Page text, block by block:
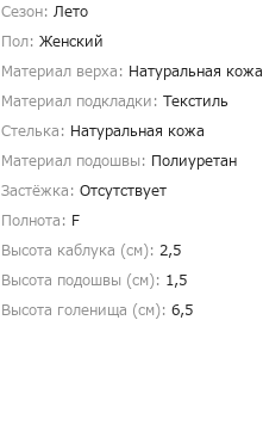
Сезон: Лето
Пол: Женский
Материал верха: Натуральная кожа
Материал подкладки: Текстиль
Стелька: Натуральная кожа
Материал подошвы: Полиуретан
Застёжка: Отсутствует
Полнота: F
Высота каблука (см): 2,5
Высота подошвы (см): 1,5
Высота голенища (cм): 6,5